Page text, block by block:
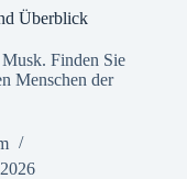
Überblick
Finden Sie
Menschen der